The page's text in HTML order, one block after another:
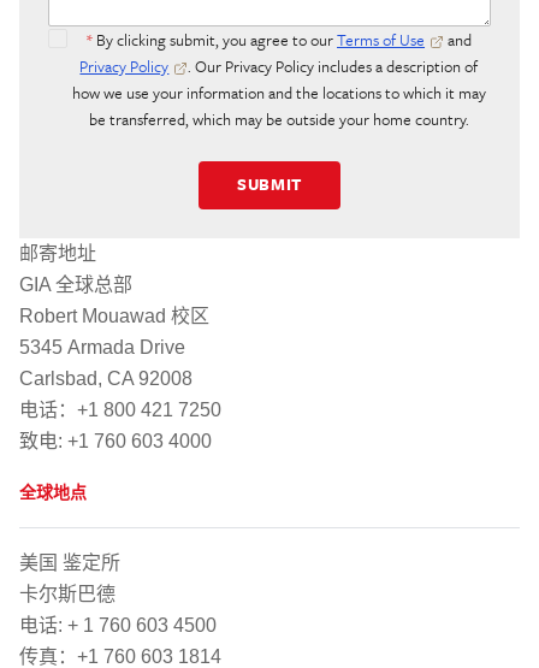
* By clicking submit, you agree to ourTerms of Use
and
Privacy Policy
. Our Privacy Policy includes a description of
how we use your information and the locations to which it may
be transferred, which may be outside your home country.
SUBMIT
邮寄地址
GIA 全球总部
Robert Mouawad 校区
5345 Armada Drive
Carlsbad, CA 92008
电话：+1 800 421 7250
致电: +1 760 603 4000
全球地点
美国 鉴定所
卡尔斯巴德
电话: + 1 760 603 4500
传真：+1 760 603 1814